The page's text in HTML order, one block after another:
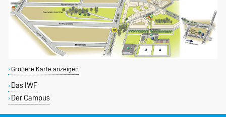
Größere Karte anzeigen
Das IWF
Der Campus